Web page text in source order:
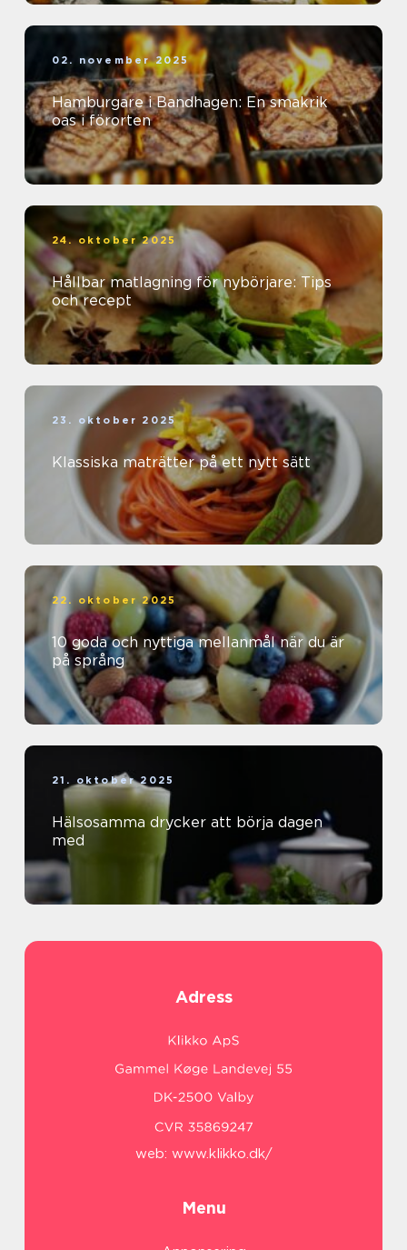
02. november 2025
Hamburgare i Bandhagen: En smakrik
oas i förorten
24. oktober 2025
Hållbar matlagning för nybörjare: Tips
och recept
23. oktober 2025
Klassiska maträtter på ett nytt sätt
22. oktober 2025
10 goda och nyttiga mellanmål när du är
på språng
21. oktober 2025
Hälsosamma drycker att börja dagen
med
Adress
web: www.klikko.dk/
Menu